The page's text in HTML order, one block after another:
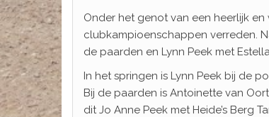
Onder het genot van een heerlijk
clubkampioenschappen verreden.
de paarden en Lynn Peek met
In het springen is Lynn Peek bij de
Bij de paarden is Antoinette van
dit Jo Anne Peek met Heide’s Berg